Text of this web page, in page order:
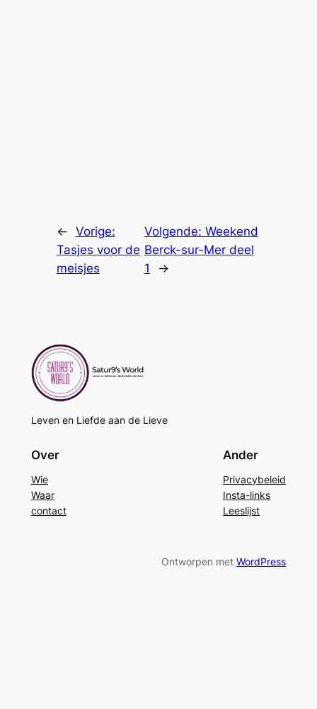
← Vorige:
Tasjes voor de
meisjes
Volgende: Weekend
Berck-sur-Mer deel
1
→
Leven en Liefde aan de Lieve
Over
Wie
Waar
contact
Ander
Privacybeleid
Insta-links
Leeslijst
Ontworpen metWordPress